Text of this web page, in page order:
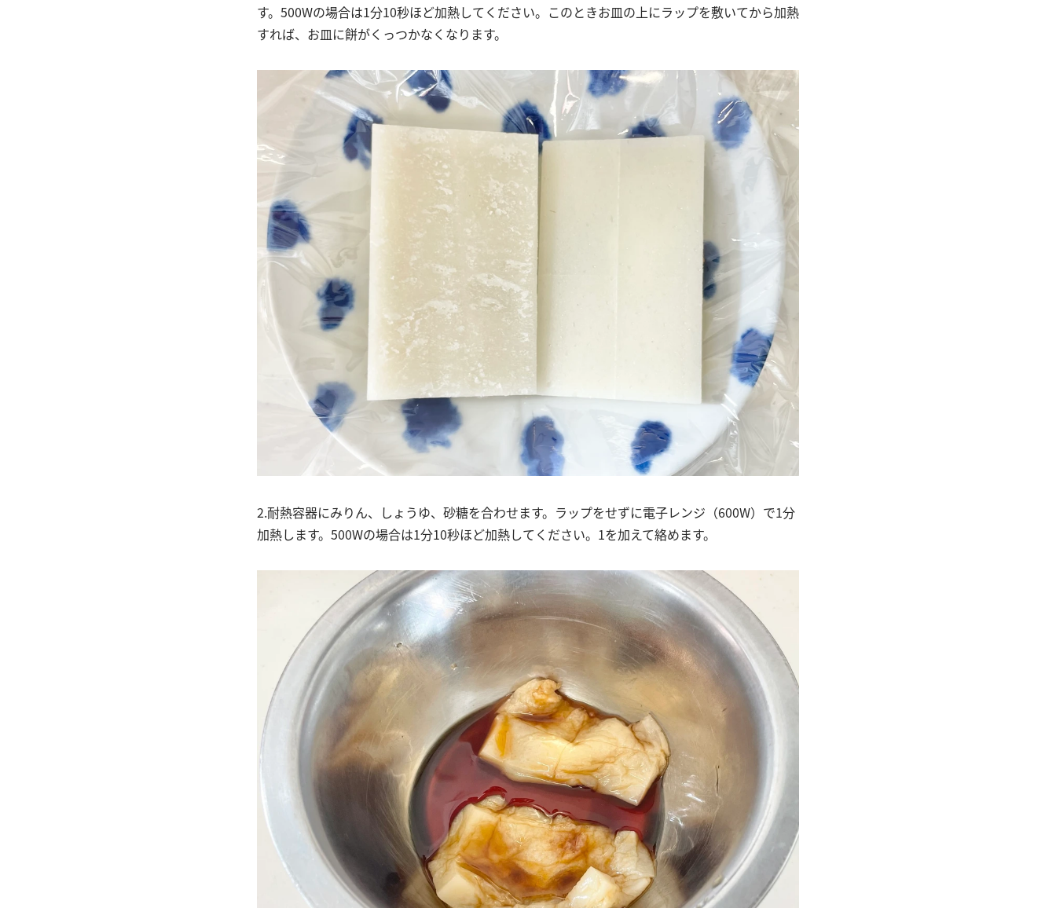
す。500Wの場合は1分10秒ほど加熱してください。このときお皿の上にラップを敷いてから加熱
すれば、お皿に餅がくっつかなくなります。
2.耐熱容器にみりん、しょうゆ、砂糖を合わせます。ラップをせずに電子レンジ（600W）で1分
加熱します。500Wの場合は1分10秒ほど加熱してください。1を加えて絡めます。